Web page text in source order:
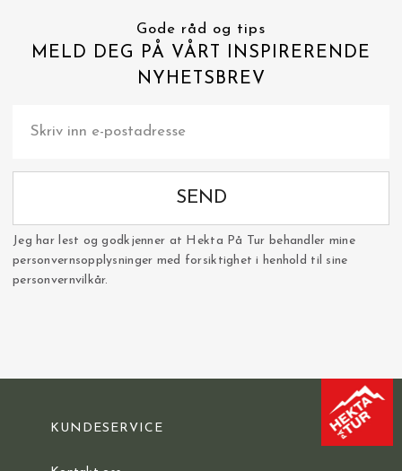
Gode råd og tips
MELD DEG PÅ VÅRT INSPIRERENDE
NYHETSBREV
SEND
Jeg har lest og godkjenner at Hekta På Tur behandler mine
personvernsopplysninger med forsiktighet i henhold til sine
personvernvilkår.
KUNDESERVICE